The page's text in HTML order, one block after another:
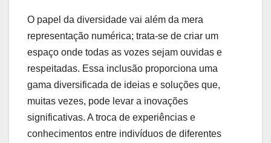
O papel da diversidade vai além da mera
representação numérica; trata-se de criar um
espaço onde todas as vozes sejam ouvidas e
respeitadas. Essa inclusão proporciona uma
gama diversificada de ideias e soluções que,
muitas vezes, pode levar a inovações
significativas. A troca de experiências e
conhecimentos entre indivíduos de diferentes